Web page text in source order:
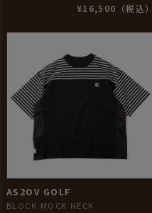
¥16,500（税込）
AS2OV GOLF
BLOCK MOCK NECK